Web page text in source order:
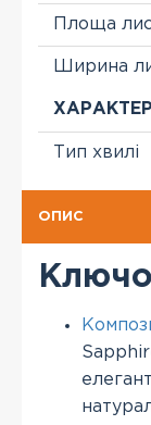
Площа
Ширина
Тип хвилі
ОПИС